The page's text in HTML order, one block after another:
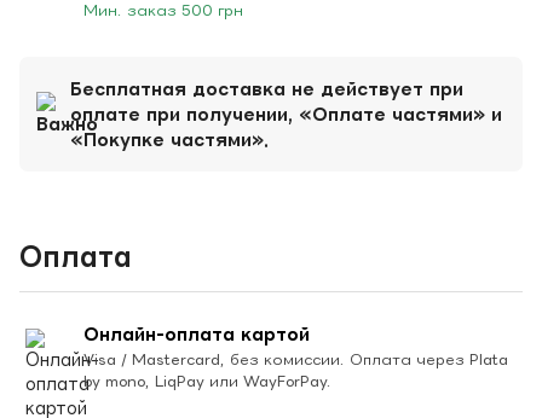
Мин. заказ 500 грн
Бесплатная доставка не действует при
оплате при получении, «Оплате частями» и
«Покупке частями».
Оплата
Онлайн-оплата картой
Visa / Mastercard, без комиссии. Оплата через Plata
by mono, LiqPay или WayForPay.